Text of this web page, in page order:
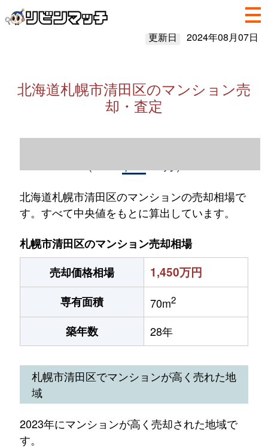
更新日 2024年08月07日
北海道札幌市清田区のマンション売
却・査定
北海道札幌市清田区のマンションの売却相場で
す。すべて中央値をもとに算出しています。
札幌市清田区のマンション売却相場
売却価格相場
1,450万円
専有面積 70m2
築年数 28年
札幌市清田区でマンションが高く売れた地
域
2023年にマンションが高く売却された地域で
す。